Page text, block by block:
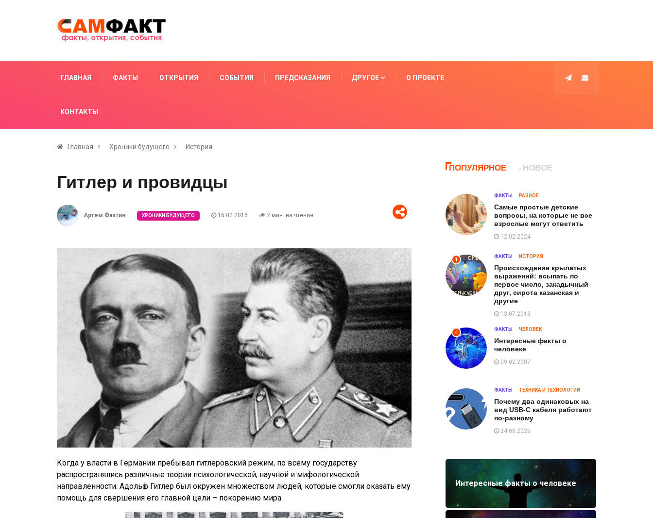
ГЛАВНАЯ ФАКТЫ ОТКРЫТИЯ СОБЫТИЯ ПРЕДСКАЗАНИЯ ДРУГОЕ О ПРОЕКТЕ
КОНТАКТЫ
Главная Хроники будущего История
Гитлер и провидцы
Артем Фактин ХРОНИКИ БУДУЩЕГО 16.02.2016 2 мин. на чтение
Когда у власти в Германии пребывал гитлеровский режим, по всему государству
распространялись различные теории психологической, научной и мифологической
направленности. Адольф Гитлер был окружен множеством людей, которые смогли оказать ему
помощь для свершения его главной цели – покорению мира.
ПОПУЛЯРНОЕ НОВОЕ
ФАКТЫ РАЗНОЕ
Самые простые детские
вопросы, на которые не все
взрослые могут ответить
12.02.2024
1
ФАКТЫ ИСТОРИЯ
Происхождение крылатых
выражений: всыпать по
первое число, закадычный
друг, сирота казанская и
другие
13.07.2013
4
ФАКТЫ ЧЕЛОВЕК
Интересные факты о
человеке
09.02.2007
ФАКТЫ ТЕХНИКА И ТЕХНОЛОГИИ
Почему два одинаковых на
вид USB-C кабеля работают
по-разному
24.08.2025
Интересные факты о человеке